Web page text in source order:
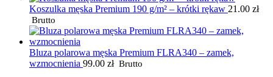
Koszulka męska Premium 190 g/m² – krótki rękaw 21.00 zł
Brutto
Bluza polarowa męska Premium FLRA340 – zamek,
wzmocnienia 99.00 zł Brutto